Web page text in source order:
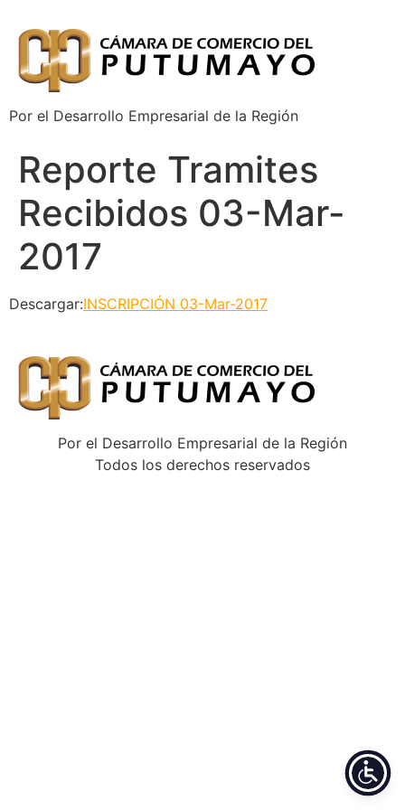
Por el Desarrollo Empresarial de la Región
Reporte Tramites
Recibidos 03-Mar-
2017
Descargar:INSCRIPCIÓN 03-Mar-2017
Por el Desarrollo Empresarial de la Región
Todos los derechos reservados